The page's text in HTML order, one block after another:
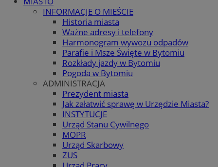
INFORMACJE O MIEŚCIE
Historia miasta
Ważne adresy i telefony
Harmonogram wywozu odpadów
Parafie i Msze Święte w Bytomiu
Rozkłady jazdy w Bytomiu
Pogoda w Bytomiu
ADMINISTRACJA
Prezydent miasta
Jak załatwić sprawę w Urzędzie Miasta?
INSTYTUCJE
Urząd Stanu Cywilnego
MOPR
Urząd Skarbowy
ZUS